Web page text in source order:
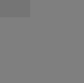
EUR